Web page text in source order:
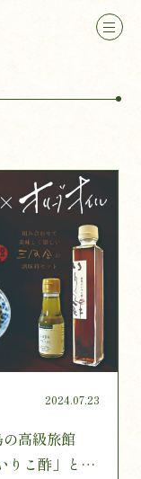
2024.07.23
高級旅館
りこ酢」とオ